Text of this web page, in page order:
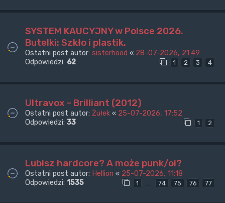
SYSTEM KAUCYJNY w Polsce 2026.
Butelki: Szkło i plastik.
Ostatni post autor: sisterhood « 28-07-2026, 21:49
Odpowiedzi: 62 1 2 3 4
Ultravox - Brilliant (2012)
Ostatni post autor: Żułek « 25-07-2026, 17:52
Odpowiedzi: 33 1 2
Lubisz hardcore? A może punk/oi?
Ostatni post autor: Hellion « 25-07-2026, 11:18
Odpowiedzi: 1535 1 … 74 75 76 77